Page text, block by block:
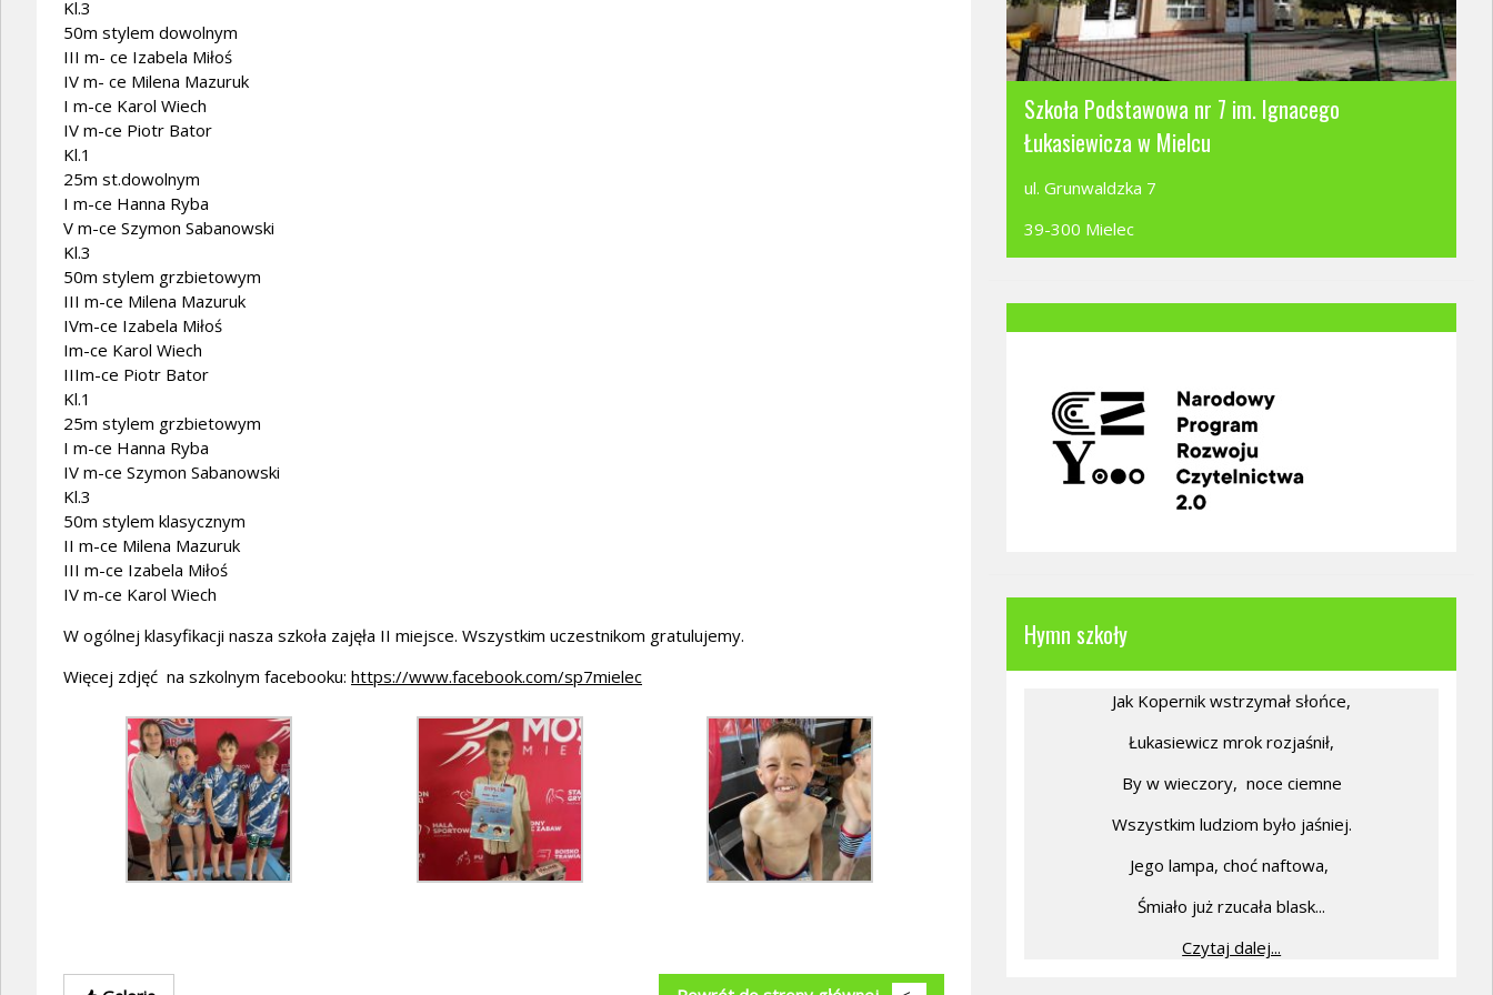
Kl.3
50m stylem dowolnym
III m- ce Izabela Miłoś
IV m- ce Milena Mazuruk
I m-ce Karol Wiech
IV m-ce Piotr Bator
Kl.1
25m st.dowolnym
I m-ce Hanna Ryba
V m-ce Szymon Sabanowski
Kl.3
50m stylem grzbietowym
III m-ce Milena Mazuruk
IVm-ce Izabela Miłoś
Im-ce Karol Wiech
IIIm-ce Piotr Bator
Kl.1
25m stylem grzbietowym
I m-ce Hanna Ryba
IV m-ce Szymon Sabanowski
Kl.3
50m stylem klasycznym
II m-ce Milena Mazuruk
III m-ce Izabela Miłoś
IV m-ce Karol Wiech
W ogólnej klasyfikacji nasza szkoła zajęła II miejsce. Wszystkim uczestnikom gratulujemy.
Więcej zdjęć na szkolnym facebooku: https://www.facebook.com/sp7mielec
Szkoła Podstawowa nr 7 im. Ignacego
Łukasiewicza w Mielcu
ul. Grunwaldzka 7
39-300 Mielec
Hymn szkoły
Jak Kopernik wstrzymał słońce,
Łukasiewicz mrok rozjaśnił,
By w wieczory, noce ciemne
Wszystkim ludziom było jaśniej.
Jego lampa, choć naftowa,
Śmiało już rzucała blask...
Czytaj dalej...